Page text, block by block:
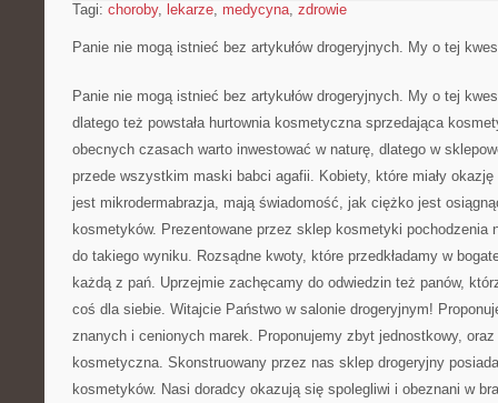
Tagi: choroby, lekarze, medycyna, zdrowie
Panie nie mogą istnieć bez artykułów drogeryjnych. My o tej
Panie nie mogą istnieć bez artykułów drogeryjnych. My o tej
dlatego też powstała hurtownia kosmetyczna sprzedająca
obecnych czasach warto inwestować w naturę, dlatego w
przede wszystkim maski babci agafii. Kobiety, które miały
jest mikrodermabrazja, mają świadomość, jak ciężko jest
kosmetyków. Prezentowane przez sklep kosmetyki pochodzenia
do takiego wyniku. Rozsądne kwoty, które przedkładamy w
każdą z pań. Uprzejmie zachęcamy do odwiedzin też panów,
coś dla siebie. Witajcie Państwo w salonie drogeryjnym!
znanych i cenionych marek. Proponujemy zbyt jednostkowy, oraz
kosmetyczna. Skonstruowany przez nas sklep drogeryjny
kosmetyków. Nasi doradcy okazują się spolegliwi i obeznani w